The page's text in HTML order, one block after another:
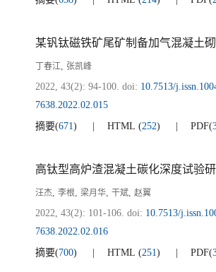
某钒钛磁铁矿尾矿制备加气混凝土
丁春江, 张凯峰
2022, 43(2): 94-100. doi: 10.7513/
7638.2022.02.015
摘要(671) HTML (252) PDF(
高钛型高炉渣混凝土碳化深度试验
汪杰, 李根, 梁月华, 干斌, 赵翼
2022, 43(2): 101-106. doi: 10.7513/
7638.2022.02.016
摘要(700) HTML (251) PDF(